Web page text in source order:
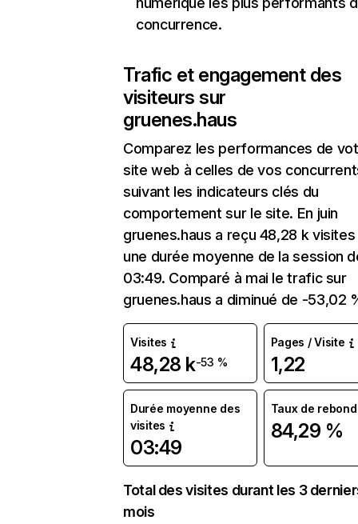
concurrence.
Trafic et engagement des
visiteurs sur
gruenes.haus
Comparez les performances de
site web à celles de vos
suivant les indicateurs clés du
comportement sur le site. En juin
gruenes.haus a reçu 48,28 k
une durée moyenne de la session
03:49. Comparé à mai le trafic sur
gruenes.haus a diminué de -53,02
Visites
48,28 k-53 %
Pages / Visite
1,22
Durée moyenne des
visites
03:49
Taux de rebond
84,29 %
Total des visites durant les 3
mois